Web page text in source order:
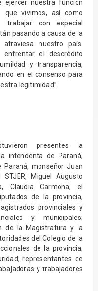
ejercer nuestra función
que vivimos, así como
trabajar con especial
pasando a causa de la
nuestro país.
el descrédito
y transparencia,
en el consenso para
legitimidad”.
presentes la
intendenta de Paraná,
Paraná, monseñor Juan
Miguel Augusto
Claudia Carmona; el
de la provincia,
provinciales y
y municipales;
de la Magistratura y la
del Colegio de la
de la provincia;
representantes de
y trabajadores